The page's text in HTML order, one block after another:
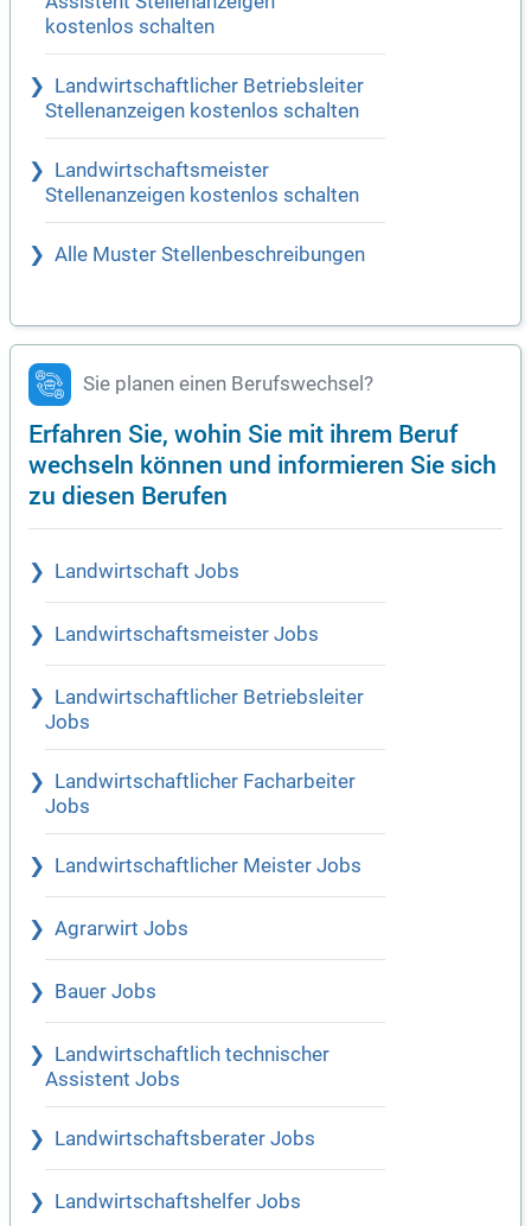
kostenlos schalten
Landwirtschaftlicher Betriebsleiter
Stellenanzeigen kostenlos schalten
Landwirtschaftsmeister
Stellenanzeigen kostenlos schalten
Alle Muster Stellenbeschreibungen
Sie planen einen Berufswechsel?
Erfahren Sie, wohin Sie mit ihrem Beruf
wechseln können und informieren Sie sich
zu diesen Berufen
Landwirtschaft Jobs
Landwirtschaftsmeister Jobs
Landwirtschaftlicher Betriebsleiter
Jobs
Landwirtschaftlicher Facharbeiter
Jobs
Landwirtschaftlicher Meister Jobs
Agrarwirt Jobs
Bauer Jobs
Landwirtschaftlich technischer
Assistent Jobs
Landwirtschaftsberater Jobs
Landwirtschaftshelfer Jobs